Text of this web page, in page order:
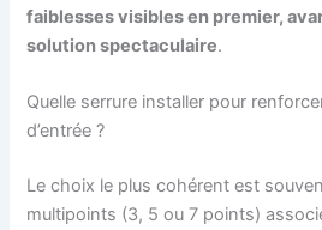
faiblesses visibles en premier,
solution spectaculaire.
Quelle serrure installer pour
d’entrée ?
Le choix le plus cohérent est
multipoints (3, 5 ou 7 points)